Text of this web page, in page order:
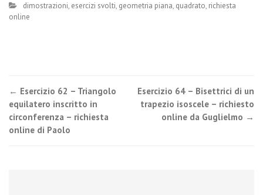
dimostrazioni, esercizi svolti, geometria piana, quadrato, richiesta
online
Post
navigation
← Esercizio 62 – Triangolo
equilatero inscritto in
circonferenza – richiesta
online di Paolo
Esercizio 64 – Bisettrici di un
trapezio isoscele – richiesto
online da Guglielmo →